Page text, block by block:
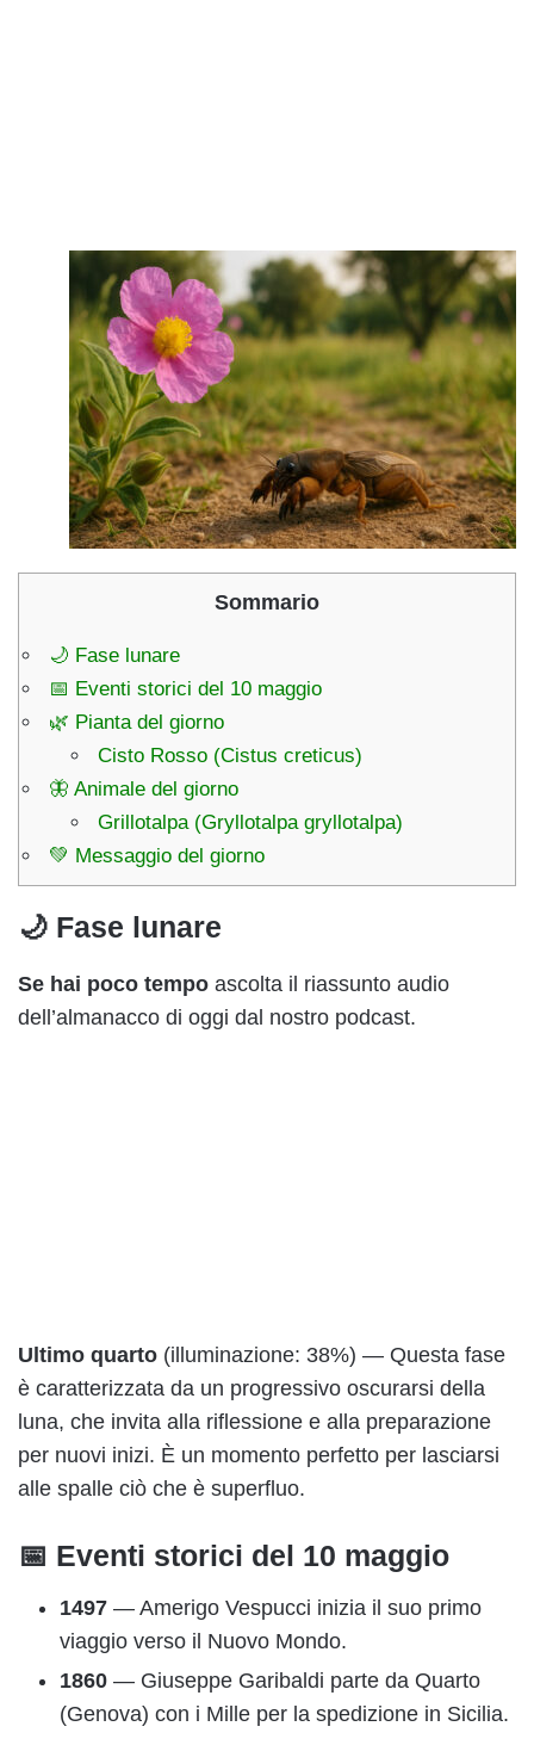
Sommario
🌙 Fase lunare
📅 Eventi storici del 10 maggio
🌿 Pianta del giorno
Cisto Rosso (Cistus creticus)
🦋 Animale del giorno
Grillotalpa (Gryllotalpa gryllotalpa)
💚 Messaggio del giorno
🌙 Fase lunare
Se hai poco tempo ascolta il riassunto audio
dell’almanacco di oggi dal nostro podcast.
Ultimo quarto (illuminazione: 38%) — Questa fase
è caratterizzata da un progressivo oscurarsi della
luna, che invita alla riflessione e alla preparazione
per nuovi inizi. È un momento perfetto per lasciarsi
alle spalle ciò che è superfluo.
📅 Eventi storici del 10 maggio
1497 — Amerigo Vespucci inizia il suo primo
viaggio verso il Nuovo Mondo.
1860 — Giuseppe Garibaldi parte da Quarto
(Genova) con i Mille per la spedizione in Sicilia.